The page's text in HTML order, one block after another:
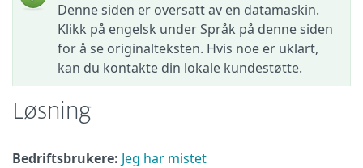
Denne siden er oversatt av en datamaskin.
Klikk på engelsk under Språk på denne siden
for å se originalteksten. Hvis noe er uklart,
kan du kontakte din lokale kundestøtte.
Løsning
Bedriftsbrukere: Jeg har mistet